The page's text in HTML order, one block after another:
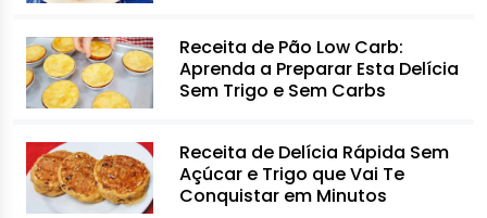
Receita de Pão Low Carb:
Aprenda a Preparar Esta Delícia
Sem Trigo e Sem Carbs
Receita de Delícia Rápida Sem
Açúcar e Trigo que Vai Te
Conquistar em Minutos